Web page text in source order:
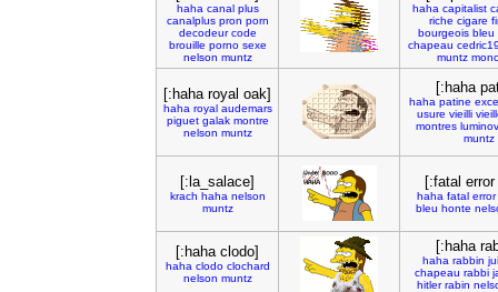
haha canal plus
canalplus pron porn
decodeur code
brouille porno sexe
nelson muntz
haha capitalist
riche cigare
bourgeois bleu
chapeau
muntz
[:haha royal oak]
haha royal audemars
piguet galak montre
nelson muntz
[:haha
haha patine
usure vieilli
montres
muntz
[:la_salace]
krach haha nelson
muntz
[:fatal
haha fatal error
bleu honte
[:haha clodo]
haha clodo clochard
nelson muntz
[:haha
haha rabbin
chapeau rabbi
hitler rabin